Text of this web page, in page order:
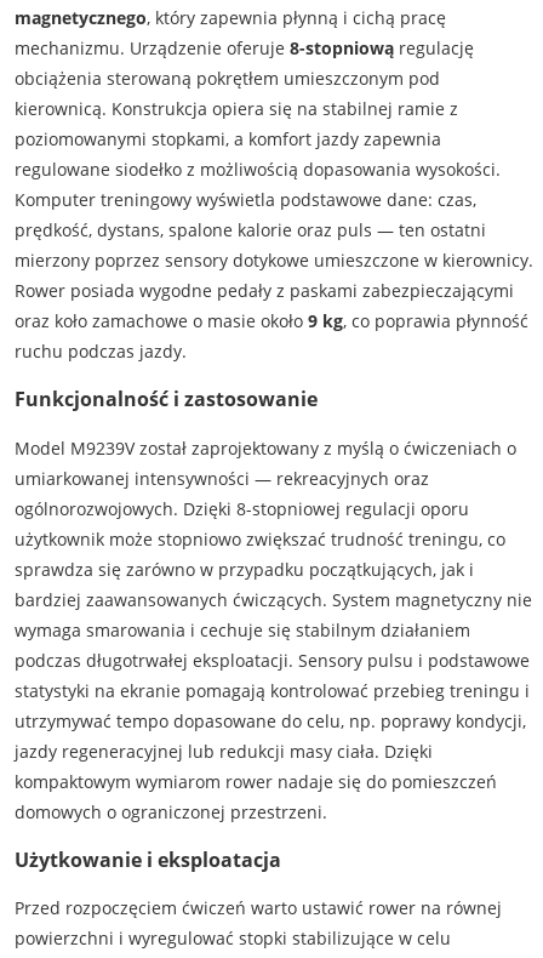
magnetycznego, który zapewnia płynną i cichą pracę
mechanizmu. Urządzenie oferuje 8-stopniowąregulację
obciążenia sterowaną pokrętłem umieszczonym pod
kierownicą. Konstrukcja opiera się na stabilnej ramie z
poziomowanymi stopkami, a komfort jazdy zapewnia
regulowane siodełko z możliwością dopasowania wysokości.
Komputer treningowy wyświetla podstawowe dane: czas,
prędkość, dystans, spalone kalorie oraz puls — ten ostatni
mierzony poprzez sensory dotykowe umieszczone w kierownicy.
Rower posiada wygodne pedały z paskami zabezpieczającymi
oraz koło zamachowe o masie około 9 kg, co poprawia płynność
ruchu podczas jazdy.
Funkcjonalność i zastosowanie
Model M9239V został zaprojektowany z myślą o ćwiczeniach o
umiarkowanej intensywności — rekreacyjnych oraz
ogólnorozwojowych. Dzięki 8-stopniowej regulacji oporu
użytkownik może stopniowo zwiększać trudność treningu, co
sprawdza się zarówno w przypadku początkujących, jak i
bardziej zaawansowanych ćwiczących. System magnetyczny nie
wymaga smarowania i cechuje się stabilnym działaniem
podczas długotrwałej eksploatacji. Sensory pulsu i podstawowe
statystyki na ekranie pomagają kontrolować przebieg treningu i
utrzymywać tempo dopasowane do celu, np. poprawy kondycji,
jazdy regeneracyjnej lub redukcji masy ciała. Dzięki
kompaktowym wymiarom rower nadaje się do pomieszczeń
domowych o ograniczonej przestrzeni.
Użytkowanie i eksploatacja
Przed rozpoczęciem ćwiczeń warto ustawić rower na równej
powierzchni i wyregulować stopki stabilizujące w celu